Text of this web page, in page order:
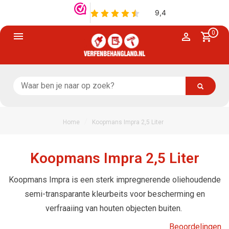
0
Home Koopmans Impra 2,5 Liter
Koopmans Impra 2,5 Liter
Koopmans Impra is een sterk impregnerende oliehoudende
semi-transparante kleurbeits voor bescherming en
verfraaiing van houten objecten buiten.
Beoordelingen